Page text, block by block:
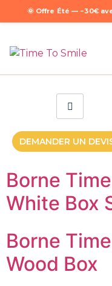
🌞 Offre Été — −30€
DEMANDER UN
Borne
White Box
Borne
Wood Box